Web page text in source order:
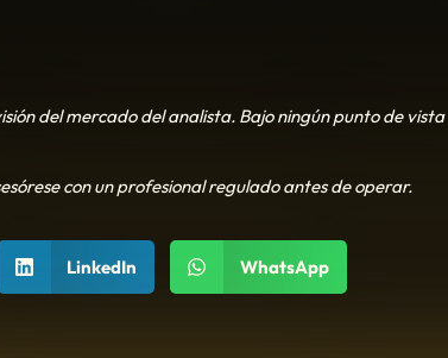
del mercado del analista. Bajo ningún punto de vista
con un profesional regulado antes de operar.
LinkedIn WhatsApp